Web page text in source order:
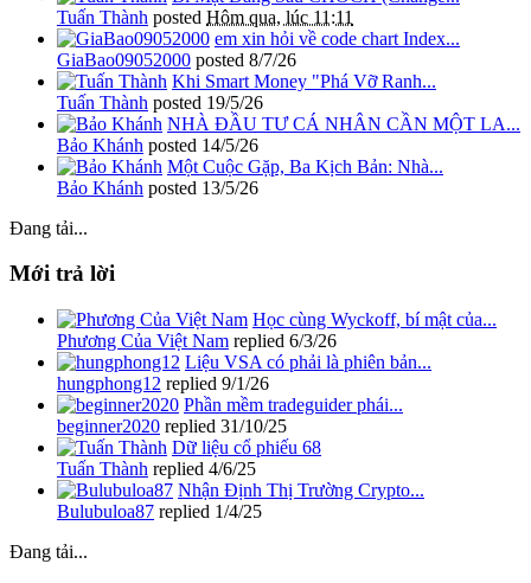
Tuấn Thành posted Hôm qua, lúc 11:11
em xin hỏi về code chart Index...
GiaBao09052000 posted 8/7/26
Khi Smart Money "Phá Vỡ Ranh...
Tuấn Thành posted 19/5/26
NHÀ ĐẦU TƯ CÁ NHÂN CẦN MỘT LA...
Bảo Khánh posted 14/5/26
Một Cuộc Gặp, Ba Kịch Bản: Nhà...
Bảo Khánh posted 13/5/26
Đang tải...
Mới trả lời
Học cùng Wyckoff, bí mật của...
Phương Của Việt Nam replied 6/3/26
Liệu VSA có phải là phiên bản...
hungphong12 replied 9/1/26
Phần mềm tradeguider phái...
beginner2020 replied 31/10/25
Dữ liệu cổ phiếu 68
Tuấn Thành replied 4/6/25
Nhận Định Thị Trường Crypto...
Bulubuloa87 replied 1/4/25
Đang tải...